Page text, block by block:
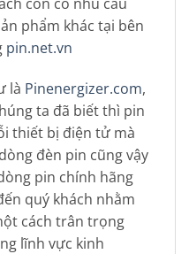
phẩm khác tại bên
pin.net.vn
là Pinenergizer.com,
ta đã biết thì pin
thiết bị điện tử mà
đèn pin cũng vậy
pin chính hãng
quý khách nhằm
cách trân trọng
lĩnh vực kinh